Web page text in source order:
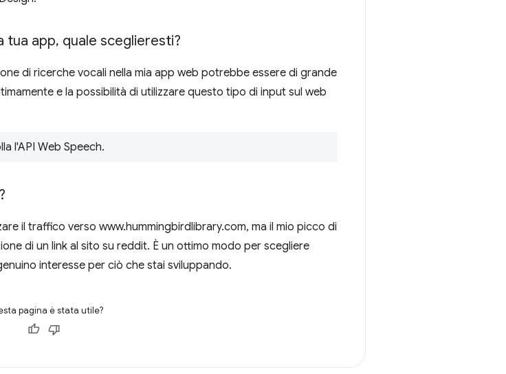
tua app, quale sceglieresti?
di ricerche vocali nella mia app web potrebbe essere di grande
e la possibilità di utilizzare questo tipo di input sul web
l'API Web Speech.
il traffico verso www.hummingbirdlibrary.com, ma il mio picco di
di un link al sito su reddit. È un ottimo modo per scegliere
interesse per ciò che stai sviluppando.
pagina è stata utile?